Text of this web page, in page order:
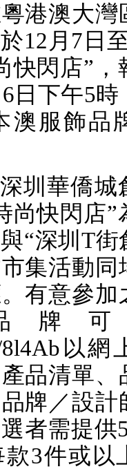
港澳大灣
12 月 7 日
快閃店”，
6 日下午5時
澳服飾品
圳華僑城
尚快閃店”
“深圳 T街
集活動同
有意參加
牌可
以網
品清單、
牌／設計
者需提供
3件或以